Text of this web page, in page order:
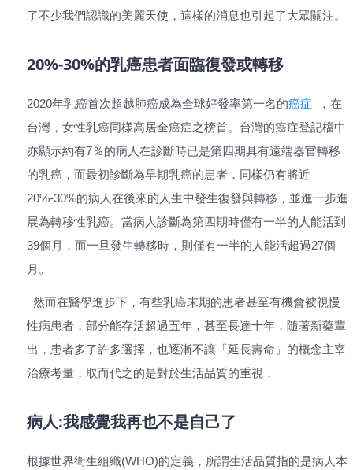
了不少我們認識的美麗天使，這樣的消息也引起了大眾關注。
20%-30%的乳癌患者面臨復發或轉移
2020年乳癌首次超越肺癌成為全球好發率第一名的癌症 ，在
台灣，女性乳癌同樣高居全癌症之榜首。台灣的癌症登記檔中
亦顯示約有7％的病人在診斷時已是第四期具有遠端器官轉移
的乳癌，而最初診斷為早期乳癌的患者．同樣仍有將近
20%-30%的病人在後來的人生中發生復發與轉移，並進一步進
展為轉移性乳癌。當病人診斷為第四期時僅有一半的人能活到
39個月，而一旦發生轉移時，則僅有一半的人能活超過27個
月。
然而在醫學進步下，有些乳癌末期的患者甚至有機會被視慢
性病患者，部分能存活超過五年，甚至長達十年，隨著新藥輩
出，患者多了許多選擇，也逐漸不讓「延長壽命」的概念主宰
治療考量，取而代之的是對於生活品質的重視，
病人:我感覺我再也不是自己了
根據世界衛生組織(WHO)的定義，所謂生活品質指的是病人本